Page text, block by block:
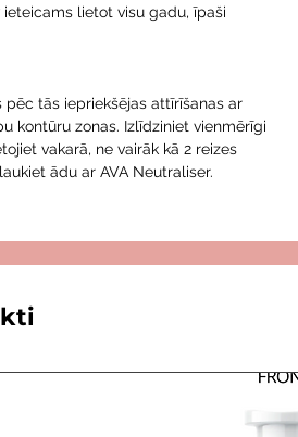
lietot visu gadu, īpaši
tās iepriekšējas attīrīšanas ar
kontūru zonas. Izlīdziniet vienmērīgi
vakarā, ne vairāk kā 2 reizes
ādu ar AVA Neutraliser.